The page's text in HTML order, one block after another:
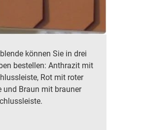
können Sie in drei
bestellen: Anthrazit mit
Rot mit roter
und Braun mit brauner